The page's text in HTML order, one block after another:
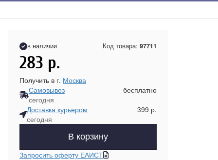
в наличии Код товара: 97711
283 р.
Получить в г. Москва
Самовывоз
сегодня
бесплатно
Доставка курьером
сегодня
399 р.
В корзину
Запросить оферту ЕАИСТ